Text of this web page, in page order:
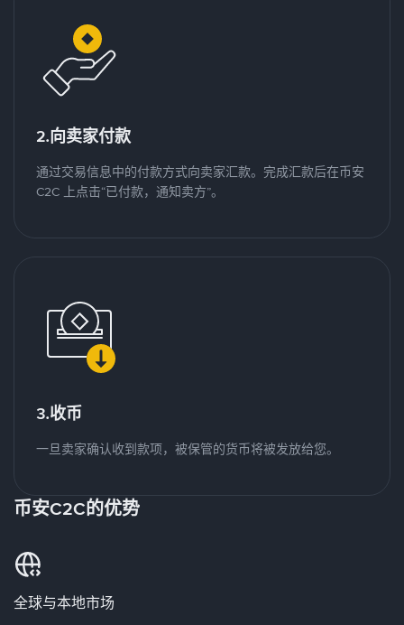
2.向卖家付款
通过交易信息中的付款方式向卖家汇款。完成汇款后在币安
C2C 上点击“已付款，通知卖方”。
3.收币
一旦卖家确认收到款项，被保管的货币将被发放给您。
币安C2C的优势
全球与本地市场